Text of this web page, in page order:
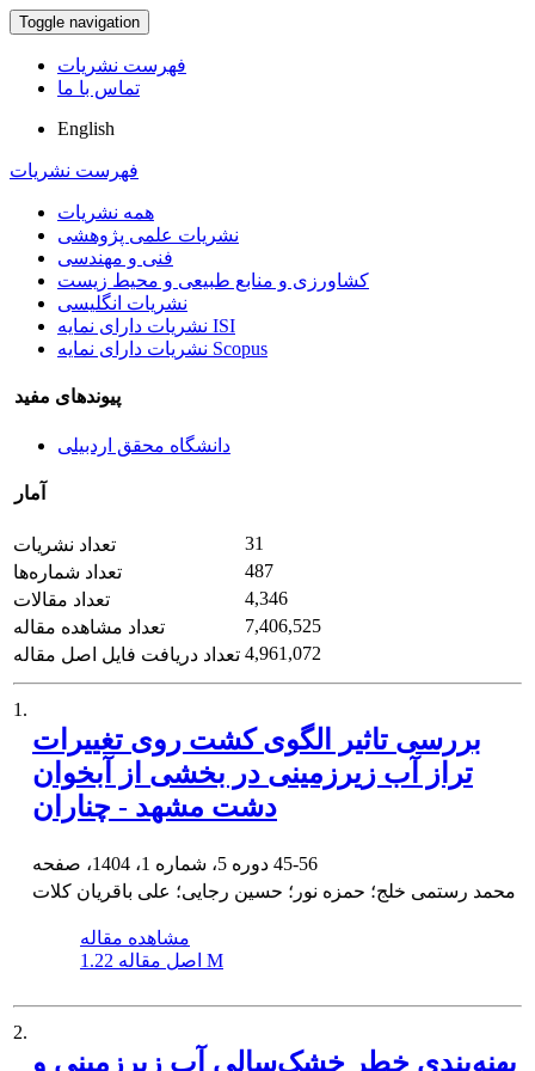
Toggle navigation
فهرست نشریات
تماس با ما
English
فهرست نشریات
همه نشریات
نشریات علمی پژوهشی
فنی و مهندسی
کشاورزی و منابع طبیعی و محیط زیست
نشریات انگلیسی
نشریات دارای نمایه ISI
نشریات دارای نمایه Scopus
پیوندهای مفید
دانشگاه محقق اردبیلی
آمار
تعداد نشریات
31
تعداد شماره‌ها
487
تعداد مقالات
4,346
تعداد مشاهده مقاله
7,406,525
تعداد دریافت فایل اصل مقاله 4,961,072
1.
بررسی تاثیر الگوی کشت روی تغییرات
تراز آب زیرزمینی در بخشی از آبخوان
دشت مشهد - چناران
45-56
محمد رستمی خلج؛ حمزه نور؛ حسین رجایی؛ علی باقریان کلات
مشاهده مقاله
اصل مقاله 1.22 M
2.
پهنه‌بندی خطر خشک‌سالی آب زیرزمینی و